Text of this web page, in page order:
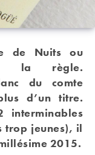
de Nuits ou
la règle.
du comte
d’un titre.
interminables
trop jeunes), il
2015.